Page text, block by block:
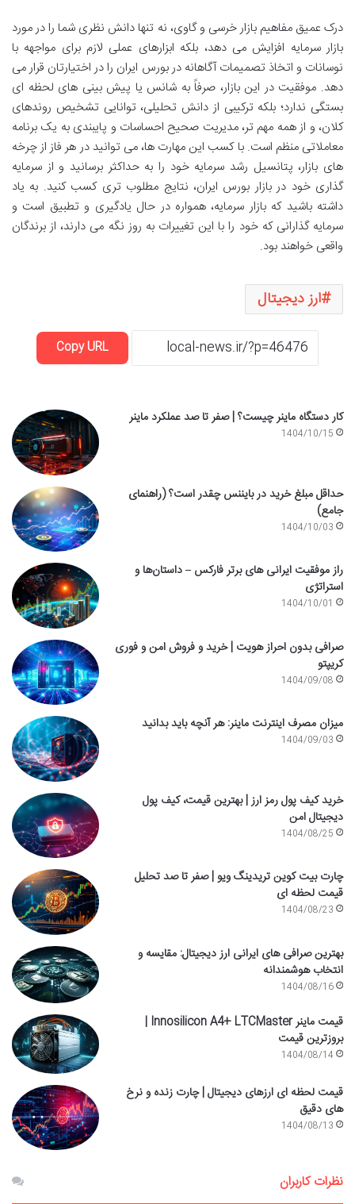
درک عمیق مفاهیم بازار خرسی و گاوی، نه تنها دانش نظری شما را در مورد
بازار سرمایه افزایش می دهد، بلکه ابزارهای عملی لازم برای مواجهه با
نوسانات و اتخاذ تصمیمات آگاهانه در بورس ایران را در اختیارتان قرار می
دهد. موفقیت در این بازار، صرفاً به شانس یا پیش بینی های لحظه ای
بستگی ندارد؛ بلکه ترکیبی از دانش تحلیلی، توانایی تشخیص روندهای
کلان، و از همه مهم تر، مدیریت صحیح احساسات و پایبندی به یک برنامه
معاملاتی منظم است. با کسب این مهارت ها، می توانید در هر فاز از چرخه
های بازار، پتانسیل رشد سرمایه خود را به حداکثر برسانید و از سرمایه
گذاری خود در بازار بورس ایران، نتایج مطلوب تری کسب کنید. به یاد
داشته باشید که بازار سرمایه، همواره در حال یادگیری و تطبیق است و
سرمایه گذارانی که خود را با این تغییرات به روز نگه می دارند، از برندگان
واقعی خواهند بود.
ارز دیجیتال
Copy URL
کار دستگاه ماینر چیست؟ | صفر تا صد عملکرد ماینر
1404/10/15
حداقل مبلغ خرید در بایننس چقدر است؟ (راهنمای
جامع)
1404/10/03
راز موفقیت ایرانی های برتر فارکس – داستان‌ها و
استراتژی
1404/10/01
صرافی بدون احراز هویت | خرید و فروش امن و فوری
کریپتو
1404/09/08
میزان مصرف اینترنت ماینر: هر آنچه باید بدانید
1404/09/03
خرید کیف پول رمز ارز | بهترین قیمت، کیف پول
دیجیتال امن
1404/08/25
چارت بیت کوین تریدینگ ویو | صفر تا صد تحلیل
قیمت لحظه ای
1404/08/23
بهترین صرافی های ایرانی ارز دیجیتال: مقایسه و
انتخاب هوشمندانه
1404/08/16
قیمت ماینر Innosilicon A4+ LTCMaster |
بروزترین قیمت
1404/08/14
قیمت لحظه ای ارزهای دیجیتال | چارت زنده و نرخ
های دقیق
1404/08/13
نظرات کاربران